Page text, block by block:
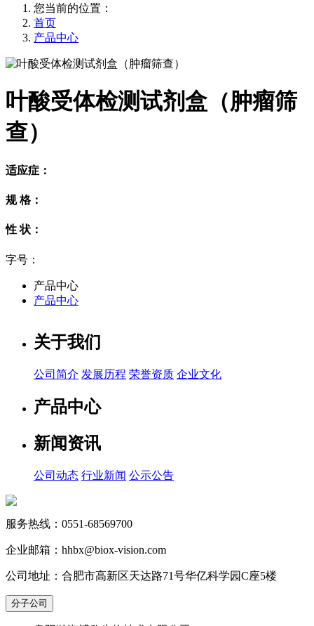
您当前的位置：
首页
产品中心
叶酸受体检测试剂盒（肿瘤筛
查）
适应症：
规 格：
性 状：
字号：
产品中心
产品中心
关于我们
公司简介 发展历程 荣誉资质 企业文化
产品中心
新闻资讯
公司动态 行业新闻 公示公告
服务热线：0551-68569700
企业邮箱：hhbx@biox-vision.com
公司地址：合肥市高新区天达路71号华亿科学园C座5楼
分子公司